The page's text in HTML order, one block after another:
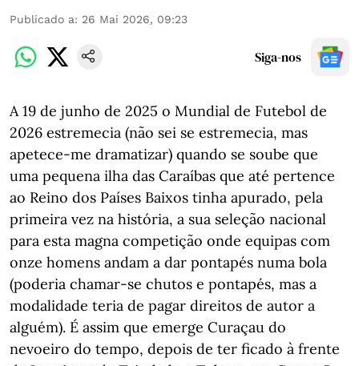
Publicado a: 26 Mai 2026, 09:23
Siga-nos
A 19 de junho de 2025 o Mundial de Futebol de
2026 estremecia (não sei se estremecia, mas
apetece-me dramatizar) quando se soube que
uma pequena ilha das Caraíbas que até pertence
ao Reino dos Países Baixos tinha apurado, pela
primeira vez na história, a sua seleção nacional
para esta magna competição onde equipas com
onze homens andam a dar pontapés numa bola
(poderia chamar-se chutos e pontapés, mas a
modalidade teria de pagar direitos de autor a
alguém). É assim que emerge Curaçau do
nevoeiro do tempo, depois de ter ficado à frente